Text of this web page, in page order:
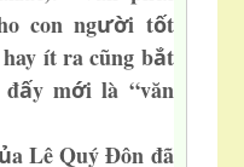
con người tốt
ít ra cũng bắt
đấy mới là “văn
ủa Lê Quý Đôn đã